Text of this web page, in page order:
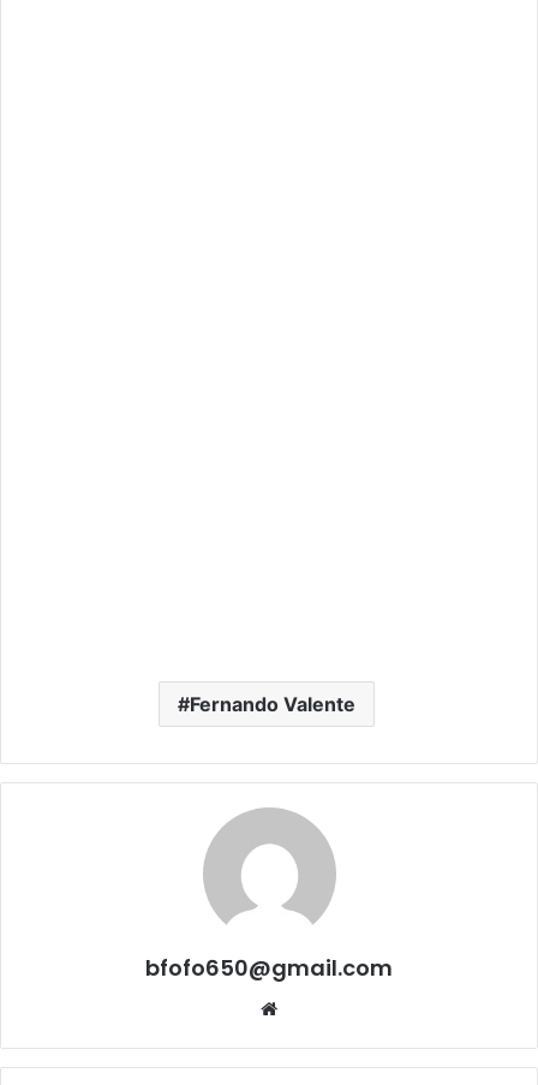
Fernando Valente
bfofo650@gmail.com
Website